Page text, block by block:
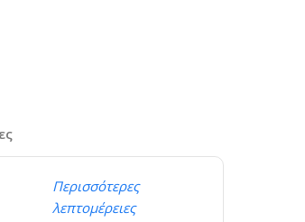
Περισσότερες
λεπτομέρειες